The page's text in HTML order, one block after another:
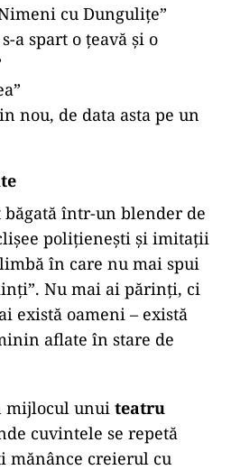
cu Dungulițe”
a spart o țeavă și o
nou, de data asta pe un
într-un blender de
polițienești și imitații
în care nu mai spui
Nu mai ai părinți, ci
există oameni – există
aflate în stare de
mijlocul unui teatru
cuvintele se repetă
mănânce creierul cu